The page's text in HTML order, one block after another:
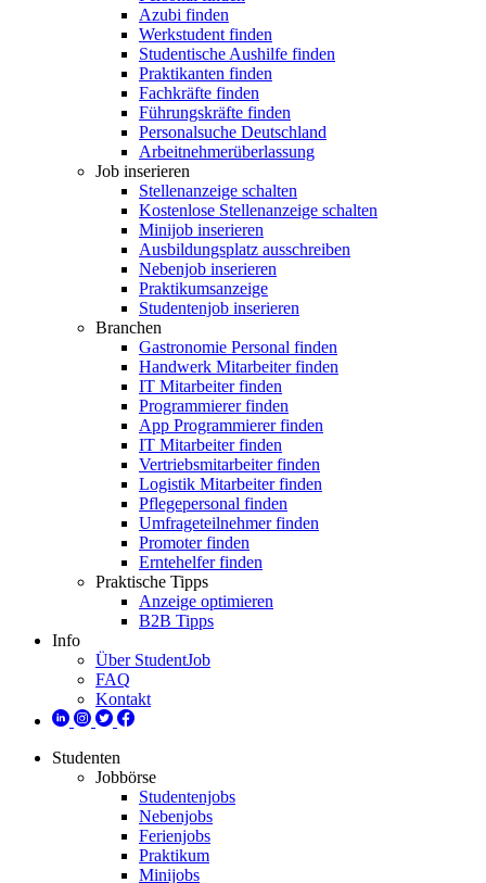
Azubi finden
Werkstudent finden
Studentische Aushilfe finden
Praktikanten finden
Fachkräfte finden
Führungskräfte finden
Personalsuche Deutschland
Arbeitnehmerüberlassung
Job inserieren
Stellenanzeige schalten
Kostenlose Stellenanzeige schalten
Minijob inserieren
Ausbildungsplatz ausschreiben
Nebenjob inserieren
Praktikumsanzeige
Studentenjob inserieren
Branchen
Gastronomie Personal finden
Handwerk Mitarbeiter finden
IT Mitarbeiter finden
Programmierer finden
App Programmierer finden
IT Mitarbeiter finden
Vertriebsmitarbeiter finden
Logistik Mitarbeiter finden
Pflegepersonal finden
Umfrageteilnehmer finden
Promoter finden
Erntehelfer finden
Praktische Tipps
Anzeige optimieren
B2B Tipps
Info
Über StudentJob
FAQ
Kontakt
Studenten
Jobbörse
Studentenjobs
Nebenjobs
Ferienjobs
Praktikum
Minijobs